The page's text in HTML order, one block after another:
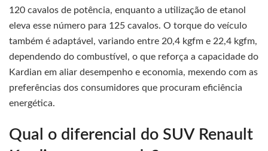
120 cavalos de potência, enquanto a utilização de etanol
eleva esse número para 125 cavalos. O torque do veículo
também é adaptável, variando entre 20,4 kgfm e 22,4 kgfm,
dependendo do combustível, o que reforça a capacidade do
Kardian em aliar desempenho e economia, mexendo com as
preferências dos consumidores que procuram eficiência
energética.
Qual o diferencial do SUV Renault